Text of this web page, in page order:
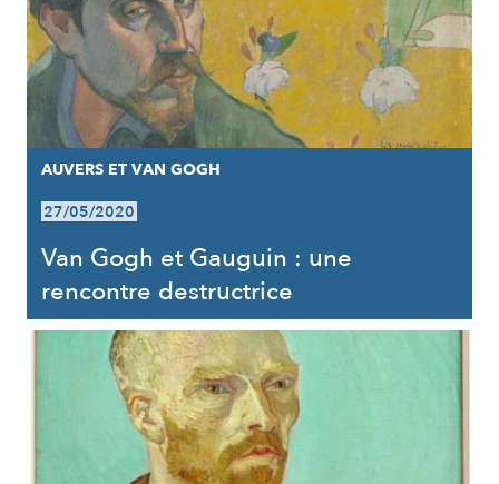
AUVERS ET VAN GOGH
27/05/2020
Van Gogh et Gauguin : une
rencontre destructrice